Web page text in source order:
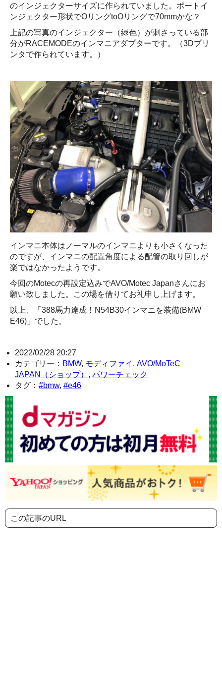
のインジェクターサイズに作られていました。ポートイ
ンジェクター形状でOリングtoOリングで70mmかな？
上記の写真のインジェクター（緑色）が刺さっている部
分がRACEMODEのインマニアダプターです。（3Dプリ
ンタで作られています。）
インマニ本体はノーマルのインマニよりも小さくなった
のですが、インマニの配置角度による配管の取り回しが
楽ではなかったようです。
今回のMotecの再設定込みでAVO/Motec Japanさんにお
願い致しました。この場を借りてお礼申し上げます。
以上、「388馬力達成！N54B30インマニを装備(BMW
E46)」でした。
2022/02/28 20:27
カテゴリー： BMW, モディファイ , AVO/MoTeC
JAPAN（ショップ） , パワーチェック
タグ： #bmw, #e46
この記事のURL